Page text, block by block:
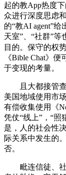
起的教App热度
众进行深度思虑
的“教AI agent”
天室”、“社群”
目的。保守的权
《Bible Chat》
于变现的考量。
且大都接管查
美国地域使用市
有偿收集使用《
凭仗“线上”，“照
是，人的社会性
际关系中发生的
否。
毗连信徒、社